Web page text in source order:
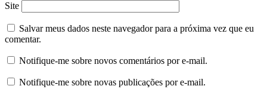
Site
Salvar meus dados neste navegador para a próxima vez que eu
comentar.
Notifique-me sobre novos comentários por e-mail.
Notifique-me sobre novas publicações por e-mail.